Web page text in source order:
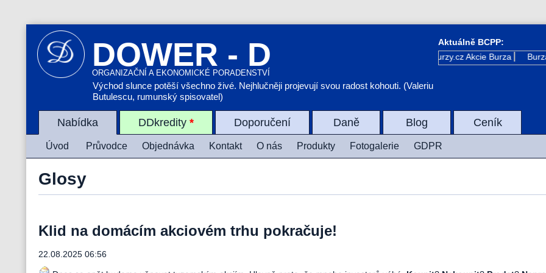
DOWER - D
ORGANIZAČNÍ A EKONOMICKÉ PORADENSTVÍ
Východ slunce potěší všechno živé. Nejhlučněji projevují svou radost kohouti. (Valeriu
Butulescu, rumunský spisovatel)
Aktuálně BCPP:
Kurzy.cz Akcie Burza Burza
Nabídka DDkredity * Doporučení Daně Blog Ceník
Úvod Průvodce Objednávka Kontakt O nás Produkty Fotogalerie GDPR
Glosy
Klid na domácím akciovém trhu pokračuje!
22.08.2025 06:56